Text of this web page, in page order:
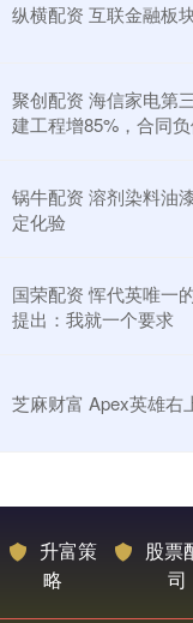
纵横配资 互联金融板
聚创配资 海信家电第
建工程增85%，合同
锅牛配资 溶剂染料油
定化验
国荣配资 恽代英唯一
提出：我就一个要求
芝麻财富 Apex英雄右
升富策
略
股票
司